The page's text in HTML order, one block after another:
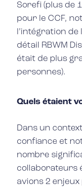
Sorefi (plus de
pour le CCF,
l’intégration de
détail RBWM
était de plus
personnes).
Quels étaient
Dans un
confiance et
nombre
collaborateurs
avions 2